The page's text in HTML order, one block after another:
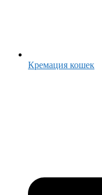
Кремация кошек